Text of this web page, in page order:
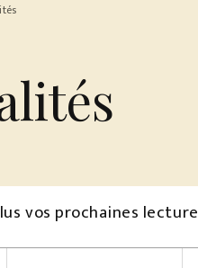
vos prochaines